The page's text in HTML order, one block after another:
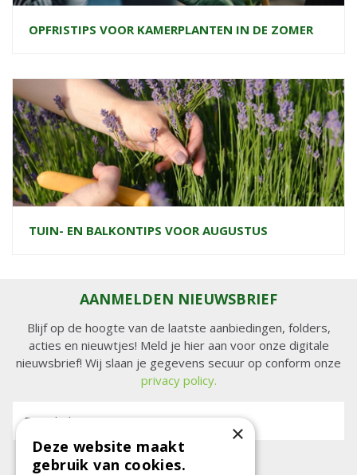
OPFRISTIPS VOOR KAMERPLANTEN IN DE ZOMER
TUIN- EN BALKONTIPS VOOR AUGUSTUS
AANMELDEN NIEUWSBRIEF
Blijf op de hoogte van de laatste aanbiedingen, folders,
acties en nieuwtjes! Meld je hier aan voor onze digitale
nieuwsbrief! Wij slaan je gegevens secuur op conform onze
privacy policy.
E-mailadres: ×
Deze website maakt
gebruik van cookies.